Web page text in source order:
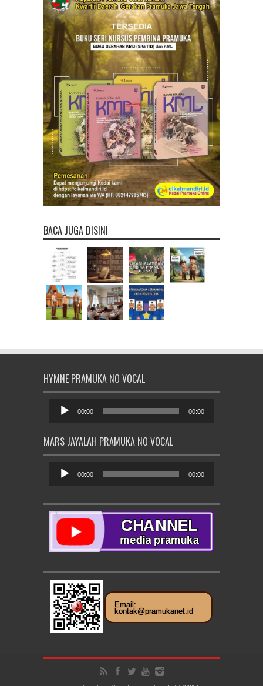
BACA JUGA DISINI
HYMNE PRAMUKA NO VOCAL
Audio
00:00 00:00
MARS JAYALAH PRAMUKA NO VOCAL
Audio
00:00 00:00
Email:
kontak@pramukanet.id